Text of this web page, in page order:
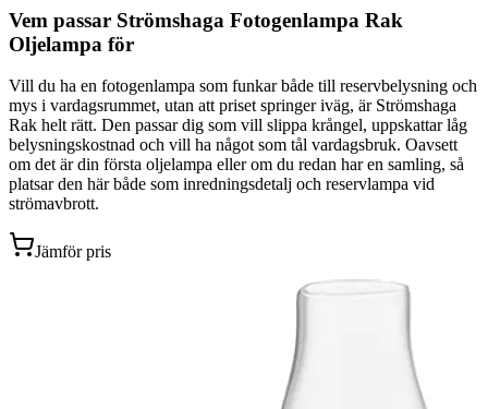
Vem passar Strömshaga Fotogenlampa Rak
Oljelampa för
Vill du ha en fotogenlampa som funkar både till reservbelysning och
mys i vardagsrummet, utan att priset springer iväg, är Strömshaga
Rak helt rätt. Den passar dig som vill slippa krångel, uppskattar låg
belysningskostnad och vill ha något som tål vardagsbruk. Oavsett
om det är din första oljelampa eller om du redan har en samling, så
platsar den här både som inredningsdetalj och reservlampa vid
strömavbrott.
Jämför pris